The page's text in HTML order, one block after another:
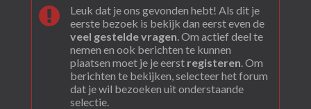
Leuk dat je ons gevonden hebt! Als dit je
eerste bezoek is bekijk dan eerst even de
veel gestelde vragen. Om actief deel te
nemen en ook berichten te kunnen
plaatsen moet je je eerst registeren. Om
berichten te bekijken, selecteer het forum
dat je wil bezoeken uit onderstaande
selectie.